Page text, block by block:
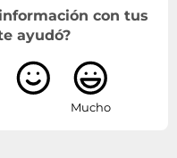
Home XP-345 -
Home XP-342 -
Home XP-335 -
Home XP-332 -
Home XP-325 -
Home XP-322 -
con tus
ayudó?
Mucho